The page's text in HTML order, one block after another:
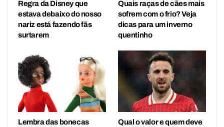
Regra da Disney que
estava debaixo do nosso
nariz está fazendo fãs
surtarem
Quais raças de cães mais
sofrem com o frio? Veja
dicas para um inverno
quentinho
Lembra das bonecas Qual o valor e quem deve